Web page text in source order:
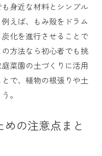
身近な材料とシンプル
えば、もみ殻をドラム
化を進行させることで
方法なら初心者でも挑
菜園の土づくりに活用
で、植物の根張りや土
。
めの注意点まと